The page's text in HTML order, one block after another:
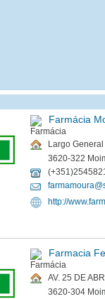
Farmácia
Largo
3620-322
http://
Farmacia
AV. 25 DE
3620-304